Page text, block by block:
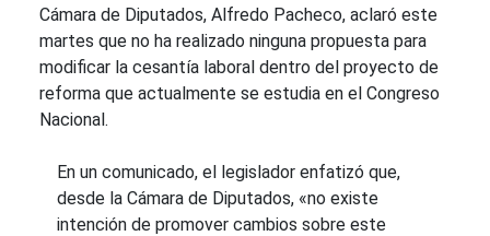
Cámara de Diputados, Alfredo Pacheco, aclaró este
martes que no ha realizado ninguna propuesta para
modificar la cesantía laboral dentro del proyecto de
reforma que actualmente se estudia en el Congreso
Nacional.
En un comunicado, el legislador enfatizó que,
desde la Cámara de Diputados, «no existe
intención de promover cambios sobre este